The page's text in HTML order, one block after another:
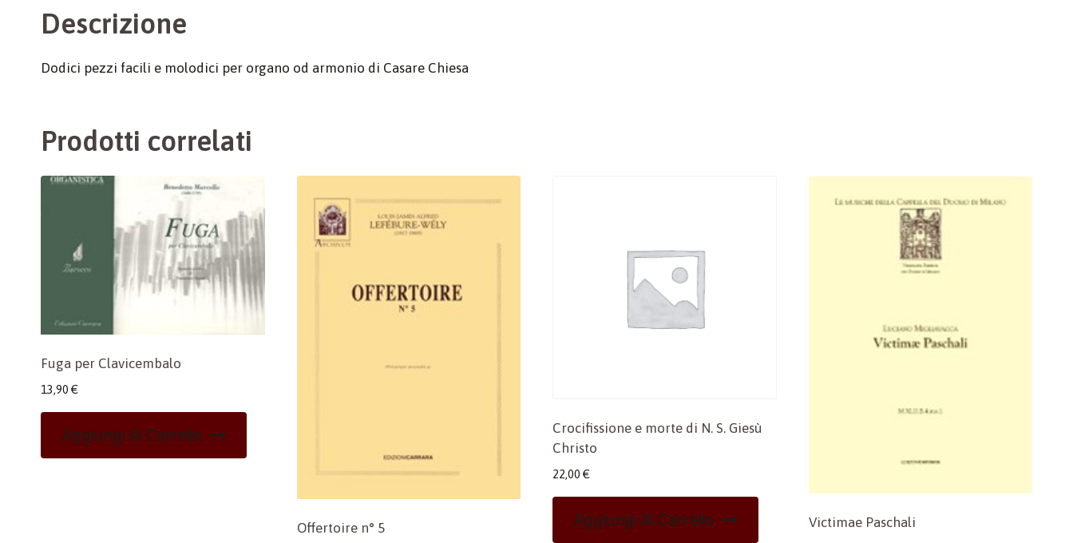
Descrizione
Dodici pezzi facili e molodici per organo od armonio di Casare Chiesa
Prodotti correlati
Fuga per Clavicembalo
13,90 €
Aggiungi Al Carrello
Offertoire n° 5
Crocifissione e morte di N. S. Giesù
Christo
22,00 €
Aggiungi Al Carrello Victimae Paschali